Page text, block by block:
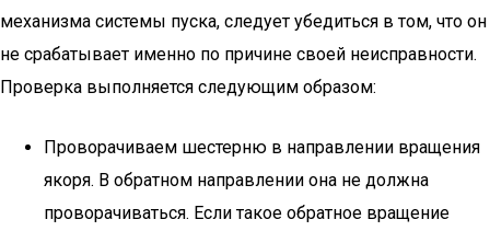
механизма системы пуска, следует убедиться в том, что он
не срабатывает именно по причине своей неисправности.
Проверка выполняется следующим образом:
Проворачиваем шестерню в направлении вращения
якоря. В обратном направлении она не должна
проворачиваться. Если такое обратное вращение